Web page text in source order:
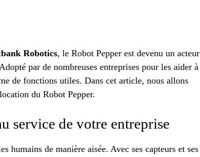
Robotics, le Robot Pepper est devenu un acteur
par de nombreuses entreprises pour les aider à
de fonctions utiles. Dans cet article, nous allons
du Robot Pepper.
service de votre entreprise
humains de manière aisée. Avec ses capteurs et ses